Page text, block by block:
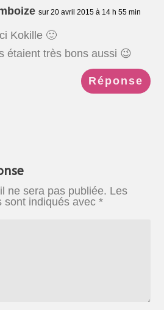
sur 20 avril 2015 à 14 h 55 min
Kokille 🙂
étaient très bons aussi 😉
Réponse
ne sera pas publiée. Les
sont indiqués avec*